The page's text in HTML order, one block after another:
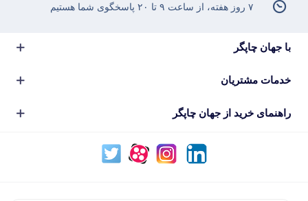
با جهان چاپگر
خدمات مشتریان
راهنمای خرید از جهان چاپگر
۷ روز هفته، از ساعت ۹ تا ۲۰ پاسخگوی شما هستیم